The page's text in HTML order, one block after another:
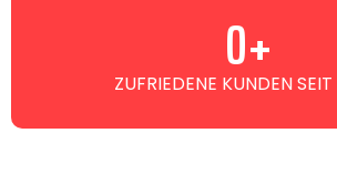
ZUFRIEDENE KUNDEN
0+